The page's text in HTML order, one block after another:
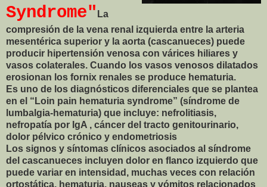
Syndrome" La
compresión de la vena renal izquierda entre la arteria
mesentérica superior y la aorta (cascanueces) puede
producir hipertensión venosa con várices hiliares y
vasos colaterales. Cuando los vasos venosos dilatados
erosionan los fornix renales se produce hematuria.
Es uno de los diagnósticos diferenciales que se plantea
en el “Loin pain hematuria syndrome” (síndrome de
lumbalgia-hematuria) que incluye: nefrolitiasis,
nefropatía por IgA , cáncer del tracto genitourinario,
dolor pélvico crónico y endometriosis
Los signos y síntomas clínicos asociados al síndrome
del cascanueces incluyen dolor en flanco izquierdo que
puede variar en intensidad, muchas veces con relación
ortostática, hematuria, nauseas y vómitos relacionados